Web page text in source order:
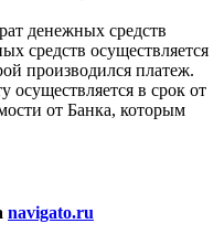
денежных средств
средств осуществляется
производился платеж.
осуществляется в срок от
от Банка, которым
navigato.ru